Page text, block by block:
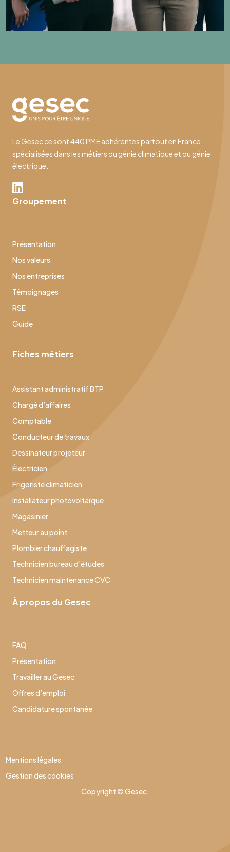
Le Gesec ce sont 440 PME adhérentes partout en France,
spécialisées dans les métiers du génie climatique et du génie
électrique.
Groupement
Présentation
Nos valeurs
Nos entreprises
Témoignages
RSE
Guide
Fiches métiers
Assistant administratif BTP
Chargé d’affaires
Comptable
Conducteur de travaux
Dessinateur projeteur
Électricien
Frigoriste climaticien
Installateur photovoltaïque
Magasinier
Metteur au point
Plombier chauffagiste
Technicien bureau d’études
Technicien maintenance CVC
À propos du Gesec
FAQ
Présentation
Travailler au Gesec
Offres d’emploi
Candidature spontanée
Copyright © Gesec.
Mentions légales
Gestion des cookies